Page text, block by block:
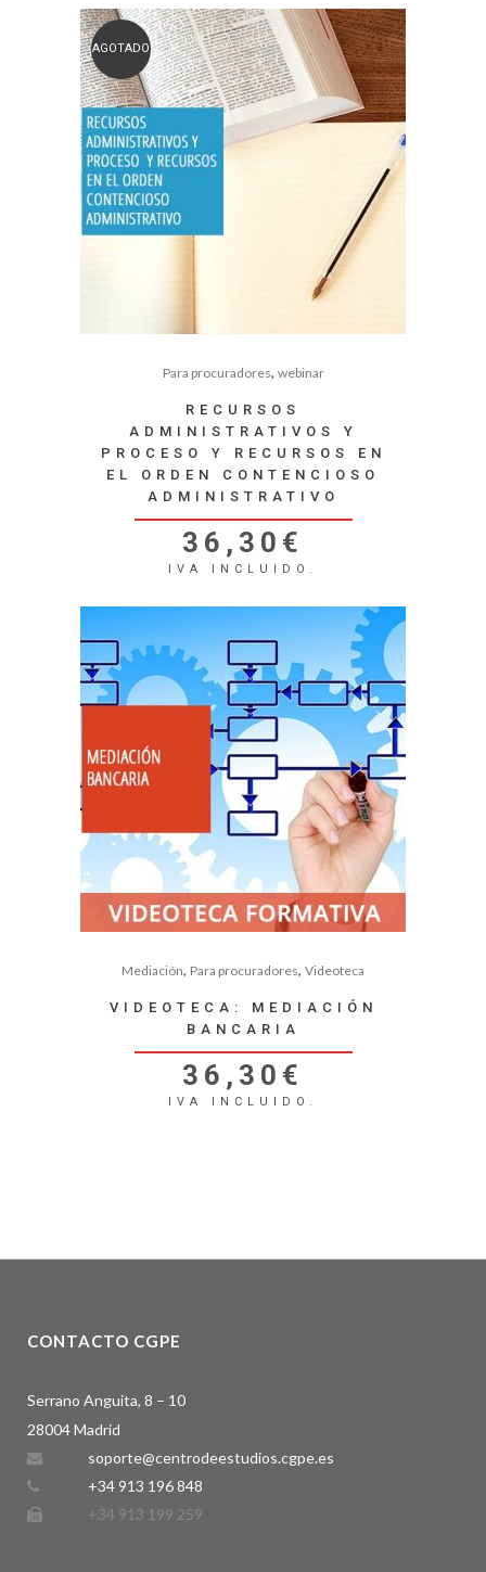
AGOTADO
Para procuradores, webinar
RECURSOS
ADMINISTRATIVOS Y
PROCESO Y RECURSOS EN
EL ORDEN CONTENCIOSO
ADMINISTRATIVO
36,30 €
IVA INCLUIDO.
Mediación, Para procuradores, Videoteca
VIDEOTECA: MEDIACIÓN
BANCARIA
36,30 €
IVA INCLUIDO.
CONTACTO CGPE
Serrano Anguita, 8 – 10
28004 Madrid
soporte@centrodeestudios.cgpe.es
+34 913 196 848
+34 913 199 259